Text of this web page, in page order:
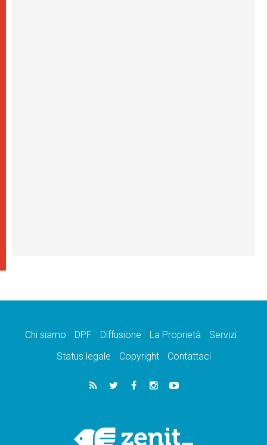
Chi siamo DPF Diffusione La Proprietà
Servizi
Status legale
Copyright Contattaci